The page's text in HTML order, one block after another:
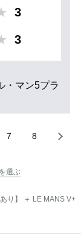
3
3
・マン5プラ
7 8
選ぶ
り】 ＋ LE MANS V+